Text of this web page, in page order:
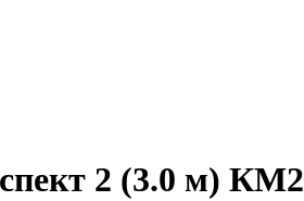
2 (3.0 м) КМ2